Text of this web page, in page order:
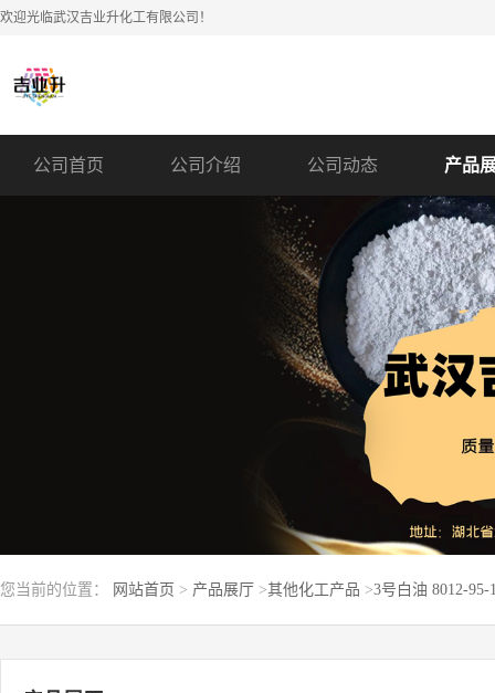
欢迎光临武汉吉业升化工有限公司！
公司首页 公司介绍 公司动态 产品
您当前的位置： 网站首页 > 产品展厅 >其他化工产品 >3号白油 8012-95-